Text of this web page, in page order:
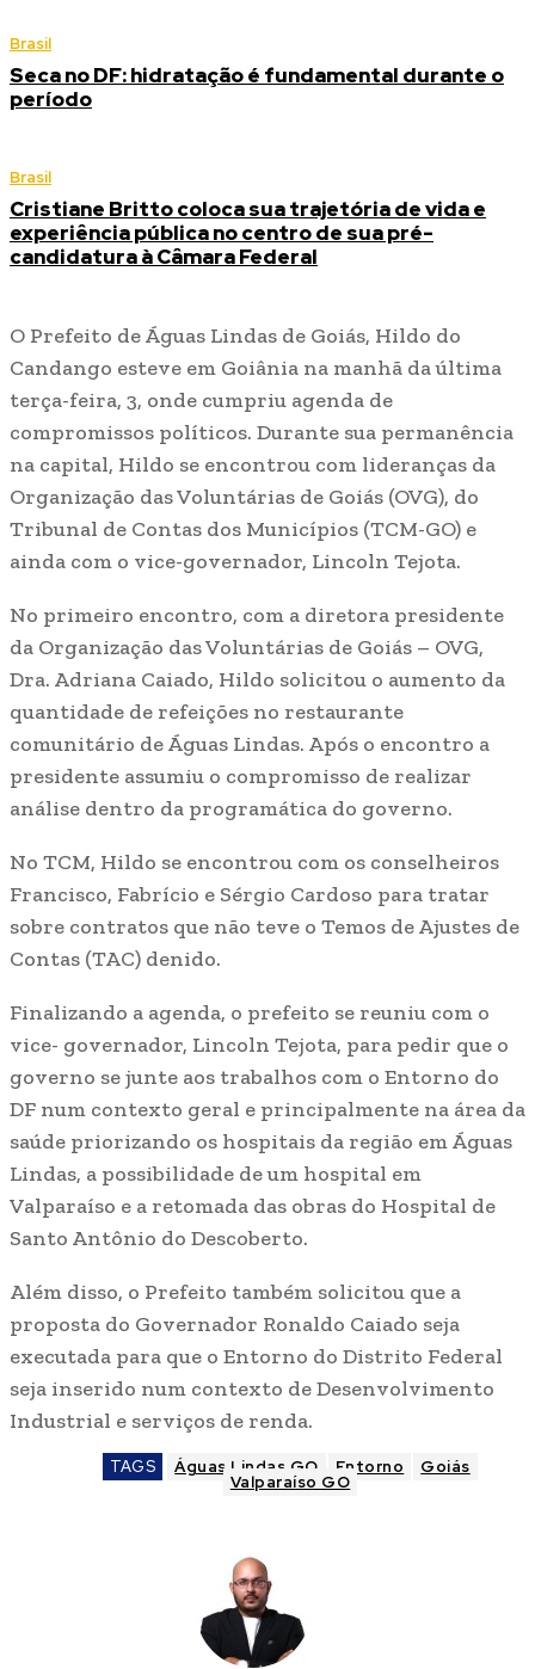
Brasil
Seca no DF: hidratação é fundamental durante o
período
Brasil
Cristiane Britto coloca sua trajetória de vida e
experiência pública no centro de sua pré-
candidatura à Câmara Federal
O Prefeito de Águas Lindas de Goiás, Hildo do
Candango esteve em Goiânia na manhã da última
terça-feira, 3, onde cumpriu agenda de
compromissos políticos. Durante sua permanência
na capital, Hildo se encontrou com lideranças da
Organização das Voluntárias de Goiás (OVG), do
Tribunal de Contas dos Municípios (TCM-GO) e
ainda com o vice-governador, Lincoln Tejota.
No primeiro encontro, com a diretora presidente
da Organização das Voluntárias de Goiás – OVG,
Dra. Adriana Caiado, Hildo solicitou o aumento da
quantidade de refeições no restaurante
comunitário de Águas Lindas. Após o encontro a
presidente assumiu o compromisso de realizar
análise dentro da programática do governo.
No TCM, Hildo se encontrou com os conselheiros
Francisco, Fabrício e Sérgio Cardoso para tratar
sobre contratos que não teve o Temos de Ajustes de
Contas (TAC) denido.
Finalizando a agenda, o prefeito se reuniu com o
vice- governador, Lincoln Tejota, para pedir que o
governo se junte aos trabalhos com o Entorno do
DF num contexto geral e principalmente na área da
saúde priorizando os hospitais da região em Águas
Lindas, a possibilidade de um hospital em
Valparaíso e a retomada das obras do Hospital de
Santo Antônio do Descoberto.
Além disso, o Prefeito também solicitou que a
proposta do Governador Ronaldo Caiado seja
executada para que o Entorno do Distrito Federal
seja inserido num contexto de Desenvolvimento
Industrial e serviços de renda.
TAGS Águas Lindas GO Entorno Goiás
Valparaíso GO